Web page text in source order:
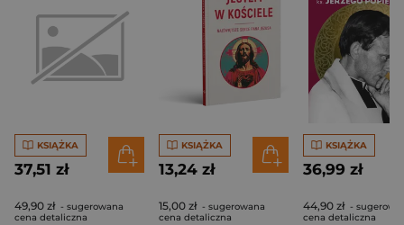
KSIĄŻKA
37,51 zł
49,90 zł - sugerowana
cena detaliczna
KSIĄŻKA
13,24 zł
15,00 zł - sugerowana
cena detaliczna
KSIĄŻKA
36,99 zł
44,90 zł -
cena detaliczna